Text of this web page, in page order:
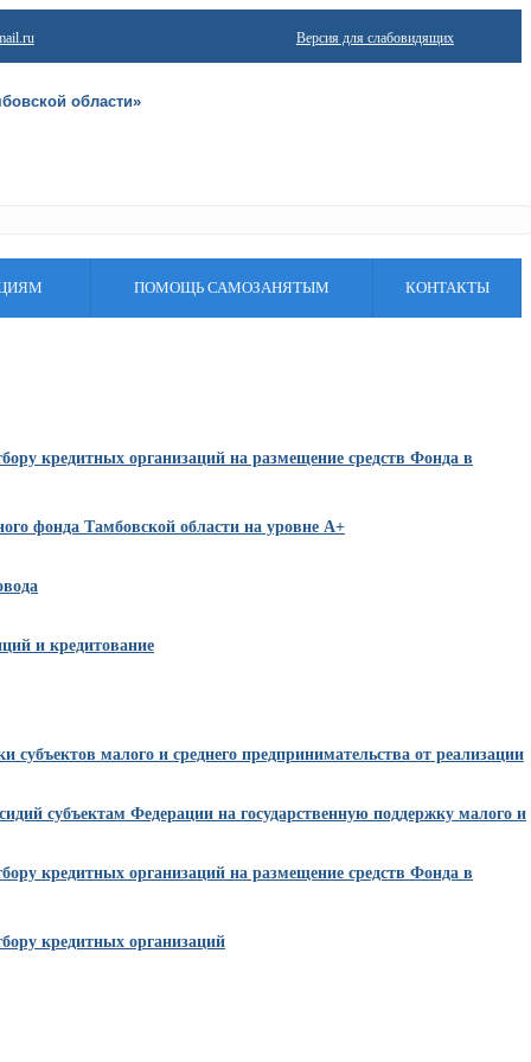
Версия для слабовидящих
области»
ПОМОЩЬ САМОЗАНЯТЫМ КОНТАКТЫ
кредитных организаций на размещение средств Фонда в
фонда Тамбовской области на уровне А+
и кредитование
субъектов малого и среднего предпринимательства от реализации
субъектам Федерации на государственную поддержку малого и
кредитных организаций на размещение средств Фонда в
кредитных организаций